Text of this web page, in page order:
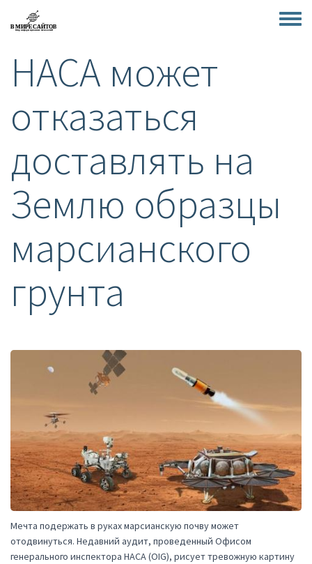
Перейти
Toggle
НАСА может
отказаться
доставлять на
Землю образцы
марсианского
грунта
Мечта подержать в руках марсианскую почву может
отодвинуться. Недавний аудит, проведенный Офисом
генерального инспектора НАСА (OIG), рисует тревожную картину